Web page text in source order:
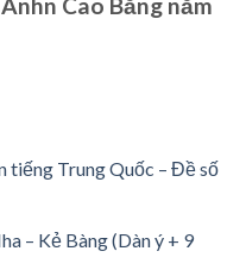
tiếng Trung Quốc – Đề số
– Kẻ Bàng (Dàn ý + 9